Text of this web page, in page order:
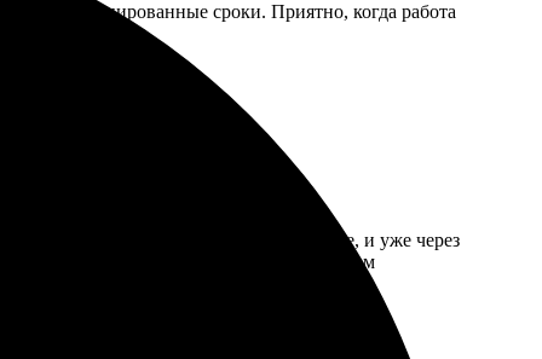
в запланированные сроки. Приятно, когда работа
снова!
нужное фото, загрузила его на сайте, и уже через
натянут. Теперь рада любоваться своим